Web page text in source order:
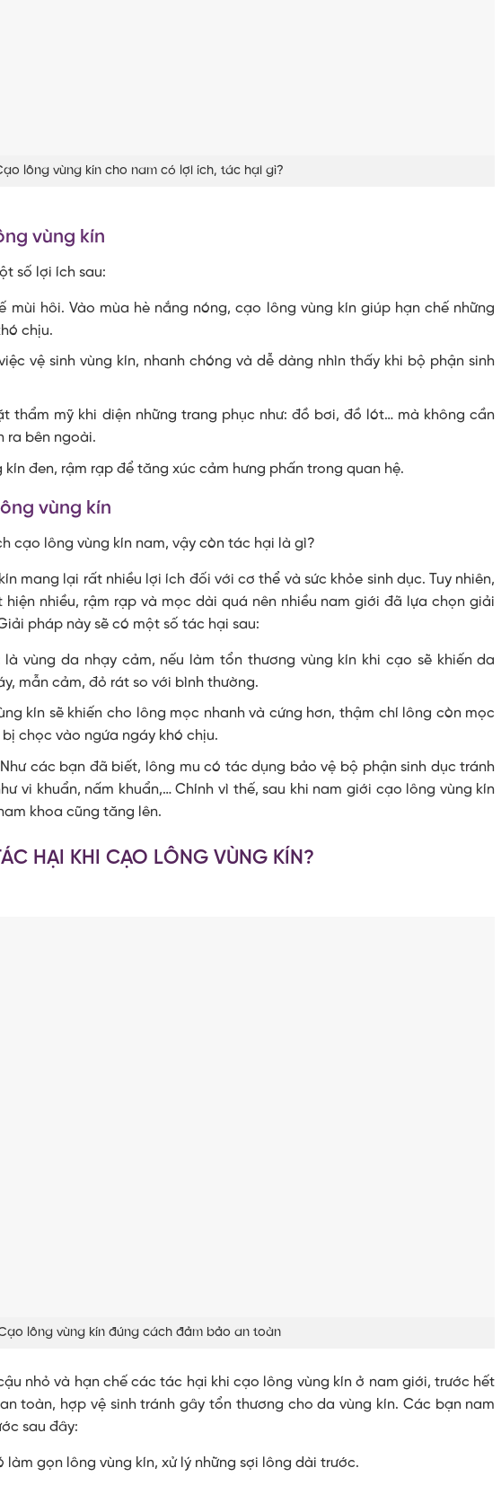
lông vùng kín cho nam có lợi ích, tác hại gì?
vùng kín
số lợi ích sau:
mùi hôi. Vào mùa hè nắng nóng, cạo lông vùng kín giúp hạn chế những
chịu.
vệ sinh vùng kín, nhanh chóng và dễ dàng nhìn thấy khi bộ phận sinh
thẩm mỹ khi diện những trang phục như: đồ bơi, đồ lót… mà không cần
ra bên ngoài.
kín đen, rậm rạp để tăng xúc cảm hưng phấn trong quan hệ.
vùng kín
cạo lông vùng kín nam, vậy còn tác hại là gì?
mang lại rất nhiều lợi ích đối với cơ thể và sức khỏe sinh dục. Tuy nhiên,
nhiều, rậm rạp và mọc dài quá nên nhiều nam giới đã lựa chọn giải
pháp này sẽ có một số tác hại sau:
là vùng da nhạy cảm, nếu làm tổn thương vùng kín khi cạo sẽ khiến da
mẫn cảm, đỏ rát so với bình thường.
kín sẽ khiến cho lông mọc nhanh và cứng hơn, thậm chí lông còn mọc
chọc vào ngứa ngáy khó chịu.
các bạn đã biết, lông mu có tác dụng bảo vệ bộ phận sinh dục tránh
vi khuẩn, nấm khuẩn,… Chính vì thế, sau khi nam giới cạo lông vùng kín
khoa cũng tăng lên.
HẠI KHI CẠO LÔNG VÙNG KÍN?
lông vùng kín đúng cách đảm bảo an toàn
nhỏ và hạn chế các tác hại khi cạo lông vùng kín ở nam giới, trước hết
toàn, hợp vệ sinh tránh gây tổn thương cho da vùng kín. Các bạn nam
sau đây:
làm gọn lông vùng kín, xử lý những sợi lông dài trước.